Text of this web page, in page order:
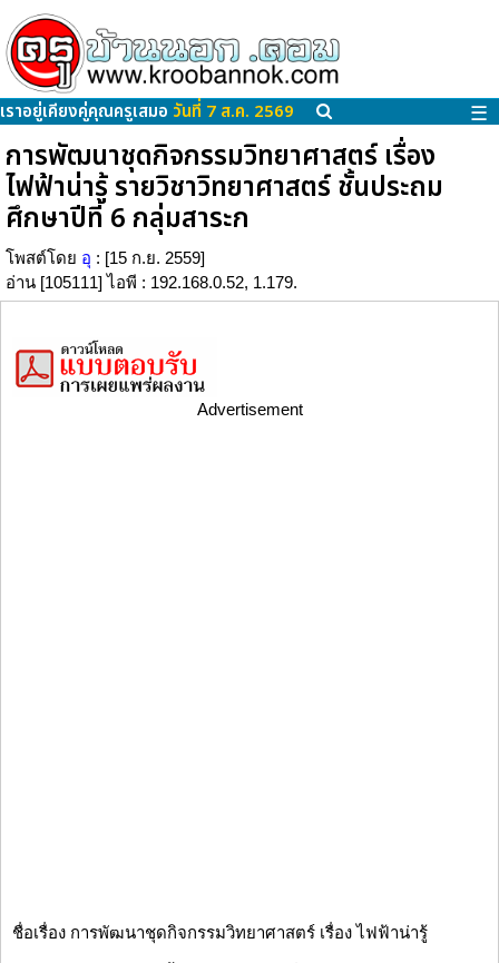
เราอยู่เคียงคู่คุณครูเสมอ วันที่ 7 ส.ค. 2569 ☰
การพัฒนาชุดกิจกรรมวิทยาศาสตร์ เรื่อง
ไฟฟ้าน่ารู้ รายวิชาวิทยาศาสตร์ ชั้นประถม
ศึกษาปีที่ 6 กลุ่มสาระก
โพสต์โดย อุ : [15 ก.ย. 2559]
อ่าน [105111] ไอพี : 192.168.0.52, 1.179.
Advertisement
ชื่อเรื่อง การพัฒนาชุดกิจกรรมวิทยาศาสตร์ เรื่อง ไฟฟ้าน่ารู้